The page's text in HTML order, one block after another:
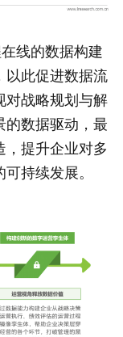
线的数据构建
以此促进数据流
对战略规划与解
的数据驱动，最
，提升企业对多
持续发展。